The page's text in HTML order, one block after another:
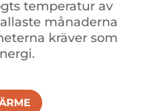
temperatur av
månaderna
kräver som